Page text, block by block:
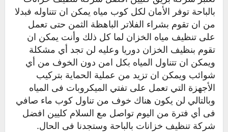
بالباحة توفر الأمان لكل كوب مياه يمكن ان تتناوله فبدلا
من ان تقوم بشراء الفلاتر الباهظة الثمن حتى تعمل
على تنظيف مياه الخزان لما كل ذلك وأنت يمكن ان
تقوم بنظيف الخزان دوريا وعليه لن تجد أي مشكلة
ويمكن ان تتناول المياه بكل امن دون الخوف من أي
شوائب ويمكن ان تزيد من عملية الحماية بتركيب
الأجهزة التي تعمل على تفتي الميكروبات فى المياه
وبالتالي لن يكون هناك خوف من تناول كوب ماء صافي
فى أي فترة من اليوم تواصل مع السلام كليين افضل
شركة تنظيف خزانات بالباحة وستجدنا فى الحال.